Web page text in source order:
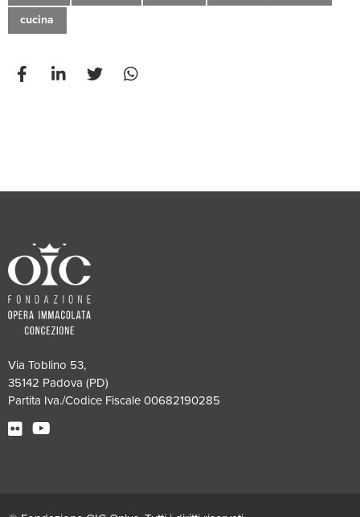
cucina
Via Toblino 53,
35142 Padova (PD)
Partita Iva./Codice Fiscale 00682190285